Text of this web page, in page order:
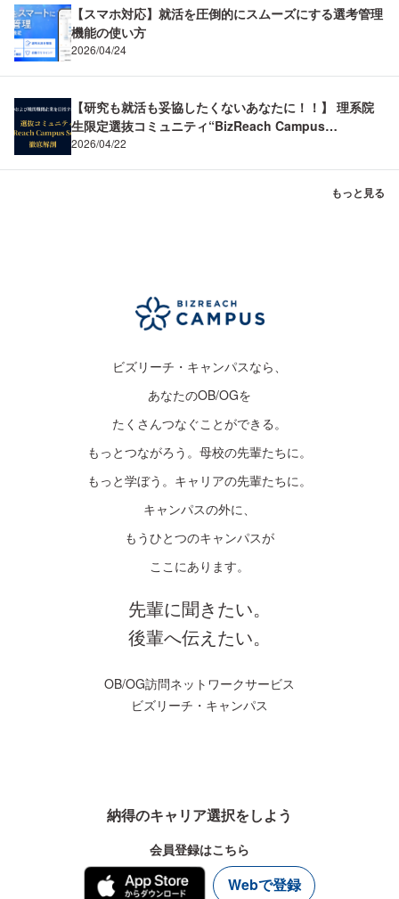
【スマホ対応】就活を圧倒的にスムーズにする選考管理
機能の使い方
2026/04/24
【研究も就活も妥協したくないあなたに！！】 理系院
生限定選抜コミュニティ“BizReach Campus
Science”を徹底解剖！ BizReach Campus Science
2026/04/22
もっと見る
ビズリーチ・キャンパスなら、
あなたのOB/OGを
たくさんつなぐことができる。
もっとつながろう。母校の先輩たちに。
もっと学ぼう。キャリアの先輩たちに。
キャンパスの外に、
もうひとつのキャンパスが
ここにあります。
先輩に聞きたい。
後輩へ伝えたい。
OB/OG訪問ネットワークサービス
ビズリーチ・キャンパス
納得のキャリア選択をしよう
会員登録はこちら
Webで登録